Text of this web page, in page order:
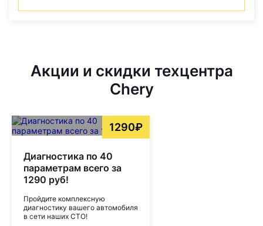
Акции и скидки техцентра
Chery
1290₽
Диагностика по 40
параметрам всего за
1290 руб!
Пройдите комплексную
диагностику вашего автомобиля
в сети наших СТО!